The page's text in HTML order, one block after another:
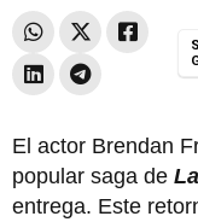
El actor Brendan
popular saga de
entrega. Este